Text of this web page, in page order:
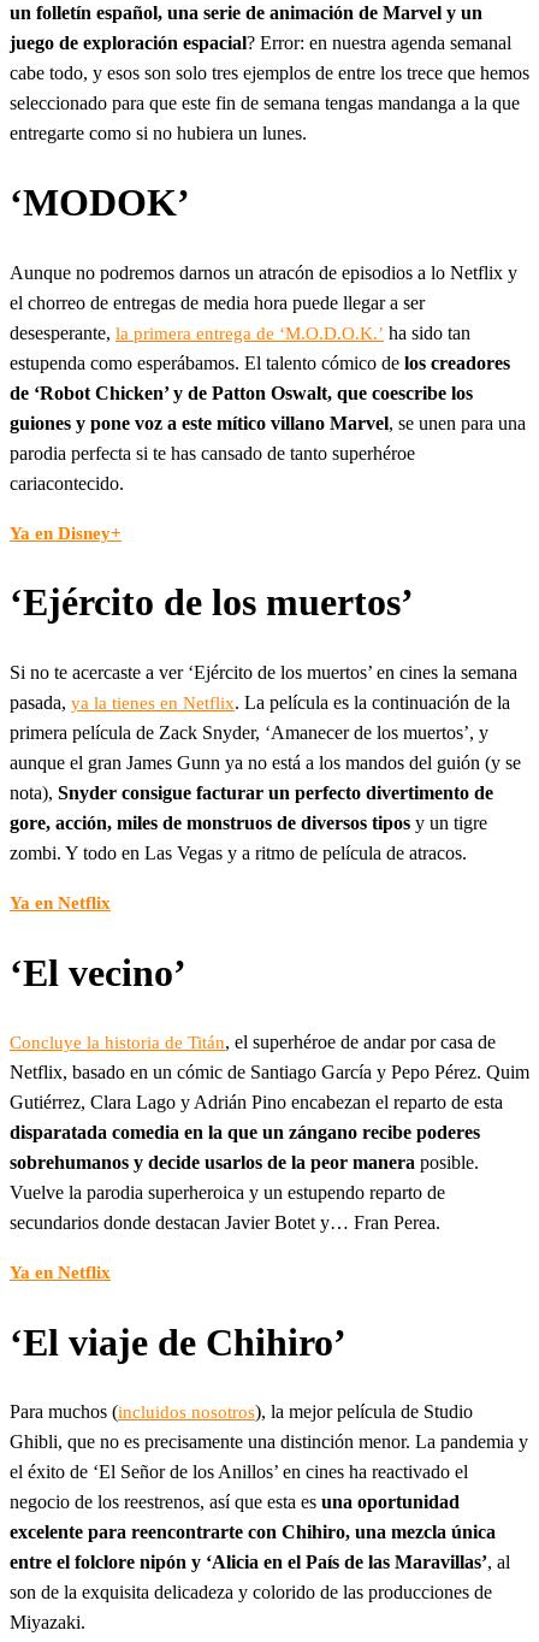
un folletín español, una serie de animación de Marvel y un
juego de exploración espacial? Error: en nuestra agenda semanal
cabe todo, y esos son solo tres ejemplos de entre los trece que hemos
seleccionado para que este fin de semana tengas mandanga a la que
entregarte como si no hubiera un lunes.
‘MODOK’
Aunque no podremos darnos un atracón de episodios a lo Netflix y
el chorreo de entregas de media hora puede llegar a ser
desesperante, la primera entrega de ‘M.O.D.O.K.’ ha sido tan
estupenda como esperábamos. El talento cómico de los creadores
de ‘Robot Chicken’ y de Patton Oswalt, que coescribe los
guiones y pone voz a este mítico villano Marvel, se unen para una
parodia perfecta si te has cansado de tanto superhéroe
cariacontecido.
Ya en Disney+
‘Ejército de los muertos’
Si no te acercaste a ver ‘Ejército de los muertos’ en cines la semana
pasada, ya la tienes en Netflix. La película es la continuación de la
primera película de Zack Snyder, ‘Amanecer de los muertos’, y
aunque el gran James Gunn ya no está a los mandos del guión (y se
nota), Snyder consigue facturar un perfecto divertimento de
gore, acción, miles de monstruos de diversos tipos y un tigre
zombi. Y todo en Las Vegas y a ritmo de película de atracos.
Ya en Netflix
‘El vecino’
Concluye la historia de Titán, el superhéroe de andar por casa de
Netflix, basado en un cómic de Santiago García y Pepo Pérez. Quim
Gutiérrez, Clara Lago y Adrián Pino encabezan el reparto de esta
disparatada comedia en la que un zángano recibe poderes
sobrehumanos y decide usarlos de la peor manera posible.
Vuelve la parodia superheroica y un estupendo reparto de
secundarios donde destacan Javier Botet y… Fran Perea.
Ya en Netflix
‘El viaje de Chihiro’
Para muchos (incluidos nosotros), la mejor película de Studio
Ghibli, que no es precisamente una distinción menor. La pandemia y
el éxito de ‘El Señor de los Anillos’ en cines ha reactivado el
negocio de los reestrenos, así que esta es una oportunidad
excelente para reencontrarte con Chihiro, una mezcla única
entre el folclore nipón y ‘Alicia en el País de las Maravillas’, al
son de la exquisita delicadeza y colorido de las producciones de
Miyazaki.